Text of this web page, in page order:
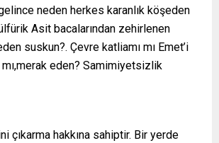
neden herkes karanlık köşeden
Asit bacalarından zehirlenen
suskun?. Çevre katliamı mı Emet’i
mı,merak eden? Samimiyetsizlik
çıkarma hakkına sahiptir. Bir yerde